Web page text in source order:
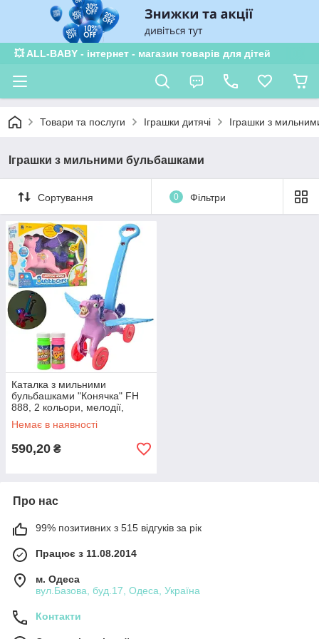
💥 ALL-BABY - інтернет - магазин товарів для дітей
Товари та послуги Іграшки дитячі Іграшки з
Іграшки з мильними бульбашками
Сортування 0 Фільтри
Каталка з мильними
бульбашками "Конячка" FH
888, 2 кольори, мелодії,
підсвітка
Немає в наявності
590,20 ₴
Про нас
99% позитивних з 515 відгуків за рік
Працює з 11.08.2014
м. Одеса
вул.Базова, буд.17, Одеса, Україна
Контакти